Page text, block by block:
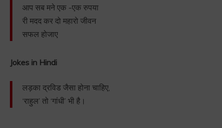
आप सब मने एक -एक रुपया
री मदद कर दो महारो जीवन
सफल होजाए
Jokes in Hindi
लड़का द्रविड जैसा होना चाहिए,
‘राहुल’ तो ‘गांधी’ भी है।